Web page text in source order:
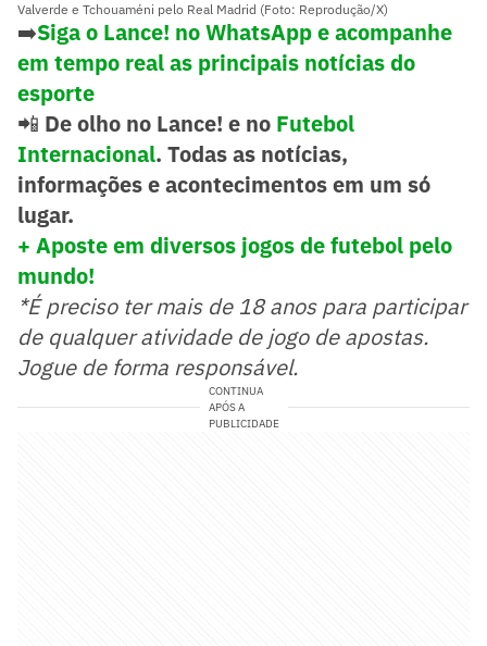
Valverde e Tchouaméni pelo Real Madrid (Foto: Reprodução/X)
➡️Siga o Lance! no WhatsApp e acompanhe
em tempo real as principais notícias do
esporte
📲 De olho no Lance! e no Futebol
Internacional. Todas as notícias,
informações e acontecimentos em um só
lugar.
+ Aposte em diversos jogos de futebol pelo
mundo!
*É preciso ter mais de 18 anos para participar
de qualquer atividade de jogo de apostas.
Jogue de forma responsável.
CONTINUA
APÓS A
PUBLICIDADE